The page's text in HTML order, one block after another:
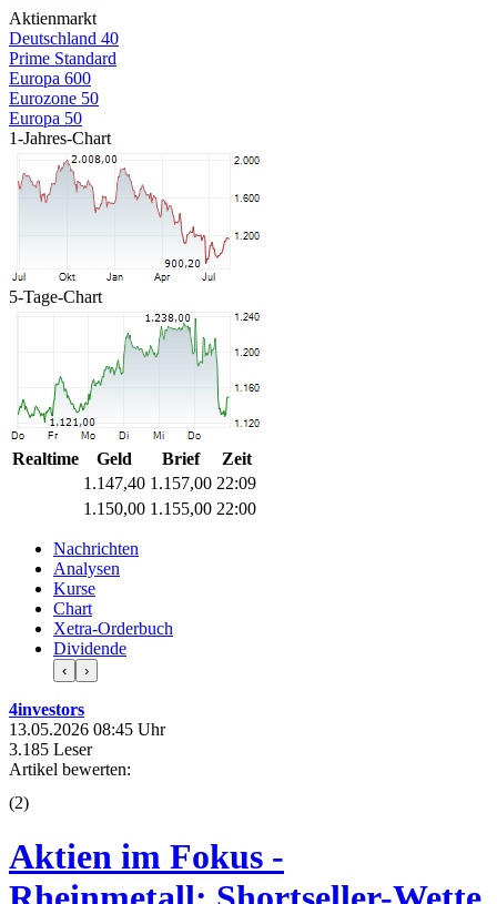
Aktienmarkt
Deutschland 40
Prime Standard
Europa 600
Eurozone 50
Europa 50
1-Jahres-Chart
5-Tage-Chart
Realtime Geld Brief
Zeit
1.147,40 1.157,00 22:09
1.150,00 1.155,00 22:00
Nachrichten
Analysen
Kurse
Chart
Xetra-Orderbuch
Dividende
‹ ›
4investors
13.05.2026 08:45 Uhr
3.185 Leser
Artikel bewerten:
(2)
Aktien im Fokus -